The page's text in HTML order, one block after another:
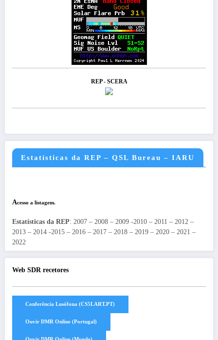
REP - SCERA
Estatísticas da REP – QSL Bureau – IARU
Acesso a listagem.
Estatísticas da REP: 2007 – 2008 – 2009 -2010 – 2011 – 2012 –
2013 – 2014 -2015 – 2016 – 2017 – 2018 – 2019 – 2020 – 2021 –
2022
Web SDR recetores